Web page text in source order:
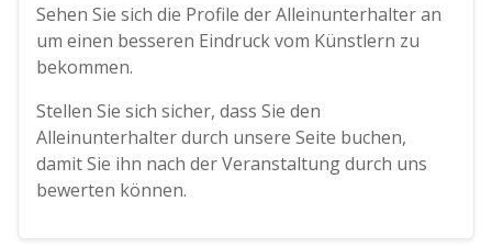
Sehen Sie sich die Profile der Alleinunterhalter an
um einen besseren Eindruck vom Künstlern zu
bekommen.
Stellen Sie sich sicher, dass Sie den
Alleinunterhalter durch unsere Seite buchen,
damit Sie ihn nach der Veranstaltung durch uns
bewerten können.